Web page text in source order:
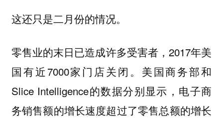
这还只是二月份的情况。
零售业的末日已造成许多受害者，2017年美
国有近7000家门店关闭。美国商务部和
Slice Intelligence的数据分别显示，电子商
务销售额的增长速度超过了零售总额的增长